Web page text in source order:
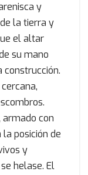
y
la tierra y
el altar
su mano
armado con
posición de
y
helase. El